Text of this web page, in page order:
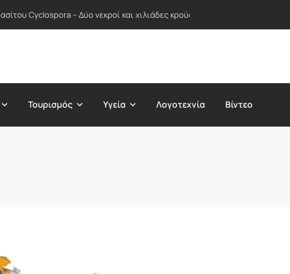
Cyclospora – Δύο νεκροί και χιλιάδες κρούσματα σε δεκάδες Πολιτείες
Τουρισμός Υγεία Λογοτεχνία Βίντεο